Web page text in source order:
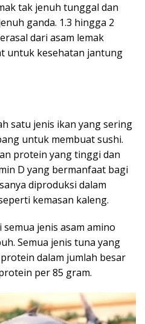
tak jenuh tunggal dan
ganda. 1.3 hingga 2
dari asam lemak
untuk kesehatan jantung
satu jenis ikan yang sering
untuk membuat sushi.
protein yang tinggi dan
D yang bermanfaat bagi
diproduksi dalam
kemasan kaleng.
jenis asam amino
Semua jenis tuna yang
dalam jumlah besar
per 85 gram.